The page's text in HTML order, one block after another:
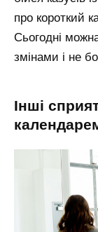
про короткий
Сьогодні
змінами і не
інші сприятливі дати (за місячним